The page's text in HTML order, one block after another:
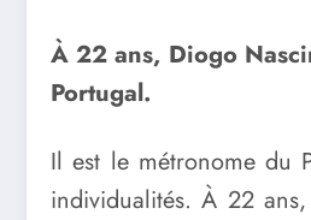
À 22 ans, Diogo
Portugal.
Il est le métronome du
individualités. À 22